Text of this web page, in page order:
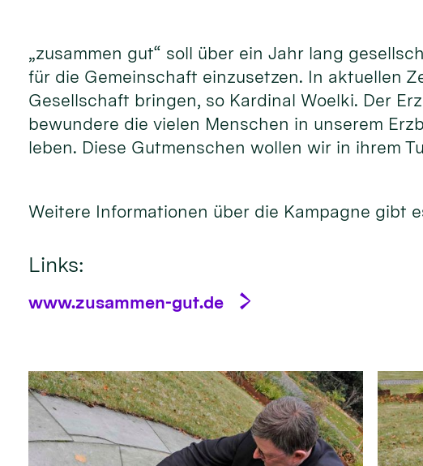
„zusammen gut“ soll über ein Jahr lang
für die Gemeinschaft einzusetzen. In aktuellen
Gesellschaft bringen, so Kardinal Woelki. Der
bewundere die vielen Menschen in unserem
leben. Diese Gutmenschen wollen wir in ihrem
Weitere Informationen über die Kampagne gibt
Links:
www.zusammen-gut.de